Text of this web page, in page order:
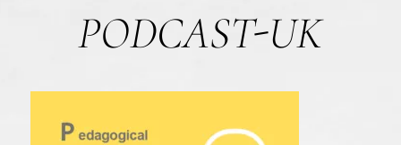
PODCAST-UK